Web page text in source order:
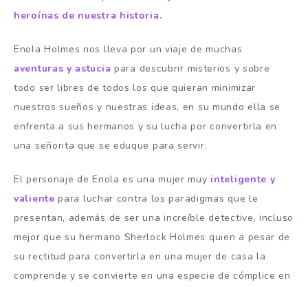
heroínas de nuestra historia.
Enola Holmes nos lleva por un viaje de muchas
aventuras y astucia para descubrir misterios y sobre
todo ser libres de todos los que quieran minimizar
nuestros sueños y nuestras ideas, en su mundo ella se
enfrenta a sus hermanos y su lucha por convertirla en
una señorita que se eduque para servir.
El personaje de Enola es una mujer muy inteligente y
valiente para luchar contra los paradigmas que le
presentan, además de ser una increíble detective, incluso
mejor que su hermano Sherlock Holmes quien a pesar de
su rectitud para convertirla en una mujer de casa la
comprende y se convierte en una especie de cómplice en